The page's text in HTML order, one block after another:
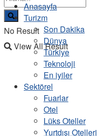
No Result
View All Result
Anasayfa
Turizm
Son Dakika
Dünya
Türkiye
Teknoloji
En iyiler
Sektörel
Fuarlar
Otel
Lüks Oteller
Yurtdışı Otelleri